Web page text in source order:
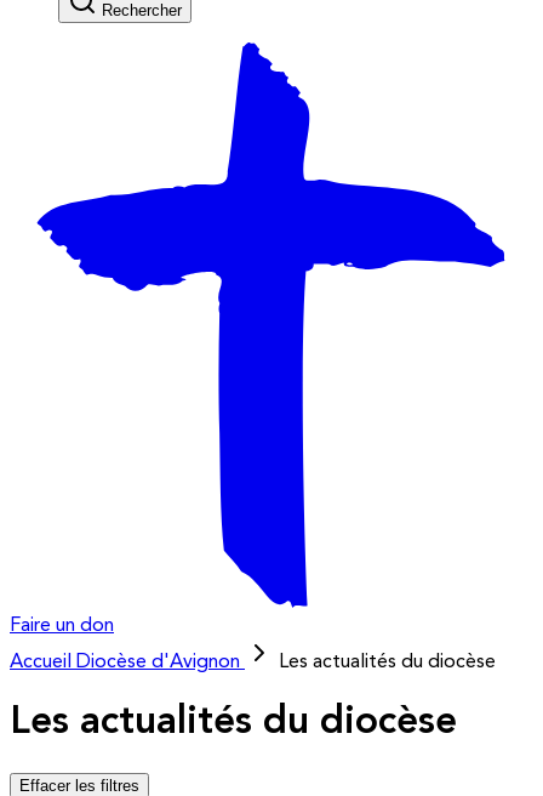
Rechercher
Faire un don
Accueil
Diocèse d'Avignon Les actualités du diocèse
Les actualités du diocèse
Effacer les filtres